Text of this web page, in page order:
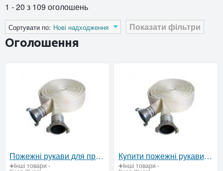
1 - 20 з 109 оголошень
Показати фільтри
Сортувати по: Нові надходження
Оголошення
Пожежні рукави для професійного викоpистання – сертифікована якість за вигідною ціною
➕Інші товари -
Кyпити пожежні рукави вiд виробника в Україні: сертифікована якість та надійність
➕Інші товари -